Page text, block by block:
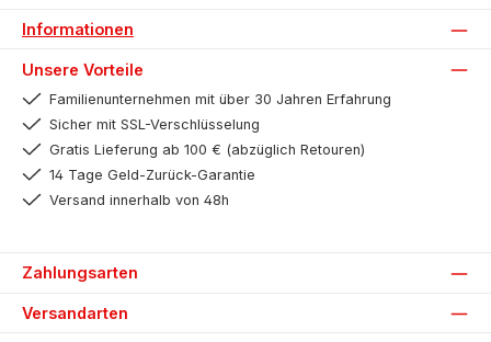
Informationen
Unsere Vorteile
Familienunternehmen mit über 30 Jahren Erfahrung
Sicher mit SSL-Verschlüsselung
Gratis Lieferung ab 100 € (abzüglich Retouren)
14 Tage Geld-Zurück-Garantie
Versand innerhalb von 48h
Zahlungsarten
Versandarten